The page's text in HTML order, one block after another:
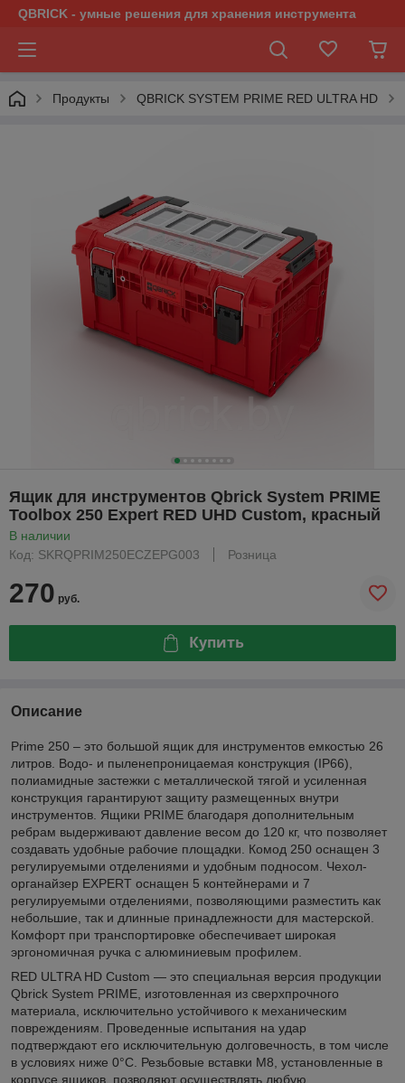
QBRICK - умные решения для хранения инструмента
Продукты QBRICK SYSTEM PRIME RED ULTRA HD
Ящик для инструментов Qbrick System PRIME
Toolbox 250 Expert RED UHD Custom, красный
В наличии
Код: SKRQPRIM250ECZEPG003
Розница
270 руб.
Купить
Описание
Prime 250 – это большой ящик для инструментов емкостью 26
литров. Водо- и пыленепроницаемая конструкция (IP66),
полиамидные застежки с металлической тягой и усиленная
конструкция гарантируют защиту размещенных внутри
инструментов. Ящики PRIME благодаря дополнительным
ребрам выдерживают давление весом до 120 кг, что позволяет
создавать удобные рабочие площадки. Комод 250 оснащен 3
регулируемыми отделениями и удобным подносом. Чехол-
органайзер EXPERT оснащен 5 контейнерами и 7
регулируемыми отделениями, позволяющими разместить как
небольшие, так и длинные принадлежности для мастерской.
Комфорт при транспортировке обеспечивает широкая
эргономичная ручка с алюминиевым профилем.
RED ULTRA HD Custom — это специальная версия продукции
Qbrick System PRIME, изготовленная из сверхпрочного
материала, исключительно устойчивого к механическим
повреждениям. Проведенные испытания на удар
подтверждают его исключительную долговечность, в том числе
в условиях ниже 0°С. Резьбовые вставки М8, установленные в
корпусе ящиков, позволяют осуществлять любую